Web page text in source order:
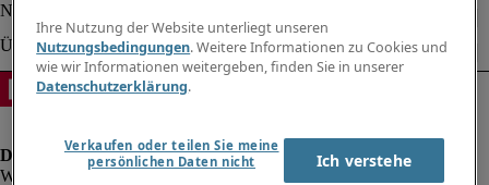
Ihre Nutzung der Website unterliegt unseren
Nutzungsbedingungen. Weitere Informationen zu Cookies und
wie wir Informationen weitergeben, finden Sie in unserer
Datenschutzerklärung.
Verkaufen oder teilen Sie meine
persönlichen Daten nicht
Ich verstehe